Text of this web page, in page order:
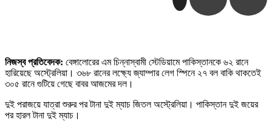
নিজস্ব প্রতিবেদক: বেঙ্গালোরের এম চিন্নাস্বামী স্টেডিয়ামে পাকিস্তানকে ৬২ রানে
হারিয়েছে অস্ট্রেলিয়া। ৩৬৮ রানের লক্ষ্যে জ্যাম্পার লেগ স্পিনে ২৭ বল বাকি থাকতেই
৩০৫ রানে গুটিয়ে গেছে বাবর আজমের দল।
দুই পরাজয়ে যাত্রা শুরুর পর টানা দুই ম্যাচ জিতল অস্ট্রেলিয়া। পাকিস্তান দুই জয়ের
পর হারল টানা দুই ম্যাচ।